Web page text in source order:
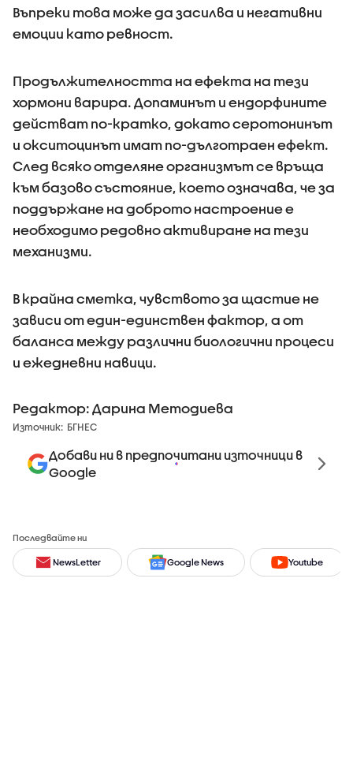
Въпреки това може да засилва и негативни
емоции като ревност.
Продължителността на ефекта на тези
хормони варира. Допаминът и ендорфините
действат по-кратко, докато серотонинът
и окситоцинът имат по-дълготраен ефект.
След всяко отделяне организмът се връща
към базово състояние, което означава, че за
поддържане на доброто настроение е
необходимо редовно активиране на тези
механизми.
В крайна сметка, чувството за щастие не
зависи от един-единствен фактор, а от
баланса между различни биологични процеси
и ежедневни навици.
Редактор: Дарина Методиева
Източник: БГНЕС
Добави ни в предпочитани източници в
Google
Последвайте ни
NewsLetter Google News Youtube